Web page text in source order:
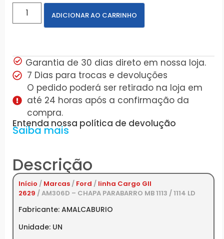
ADICIONAR AO CARRINHO
Garantia de 30 dias direto em nossa loja.
7 Dias para trocas e devoluções
O pedido poderá ser retirado na loja em
até 24 horas após a confirmação da
compra.
Entenda nossa política de devolução
Saiba mais
Descrição
Início / Marcas / Ford / linha Cargo GII
2629 / AM306D – CHAPA PARABARRO MB 1113 / 1114 LD
Fabricante: AMALCABURIO
Unidade: UN